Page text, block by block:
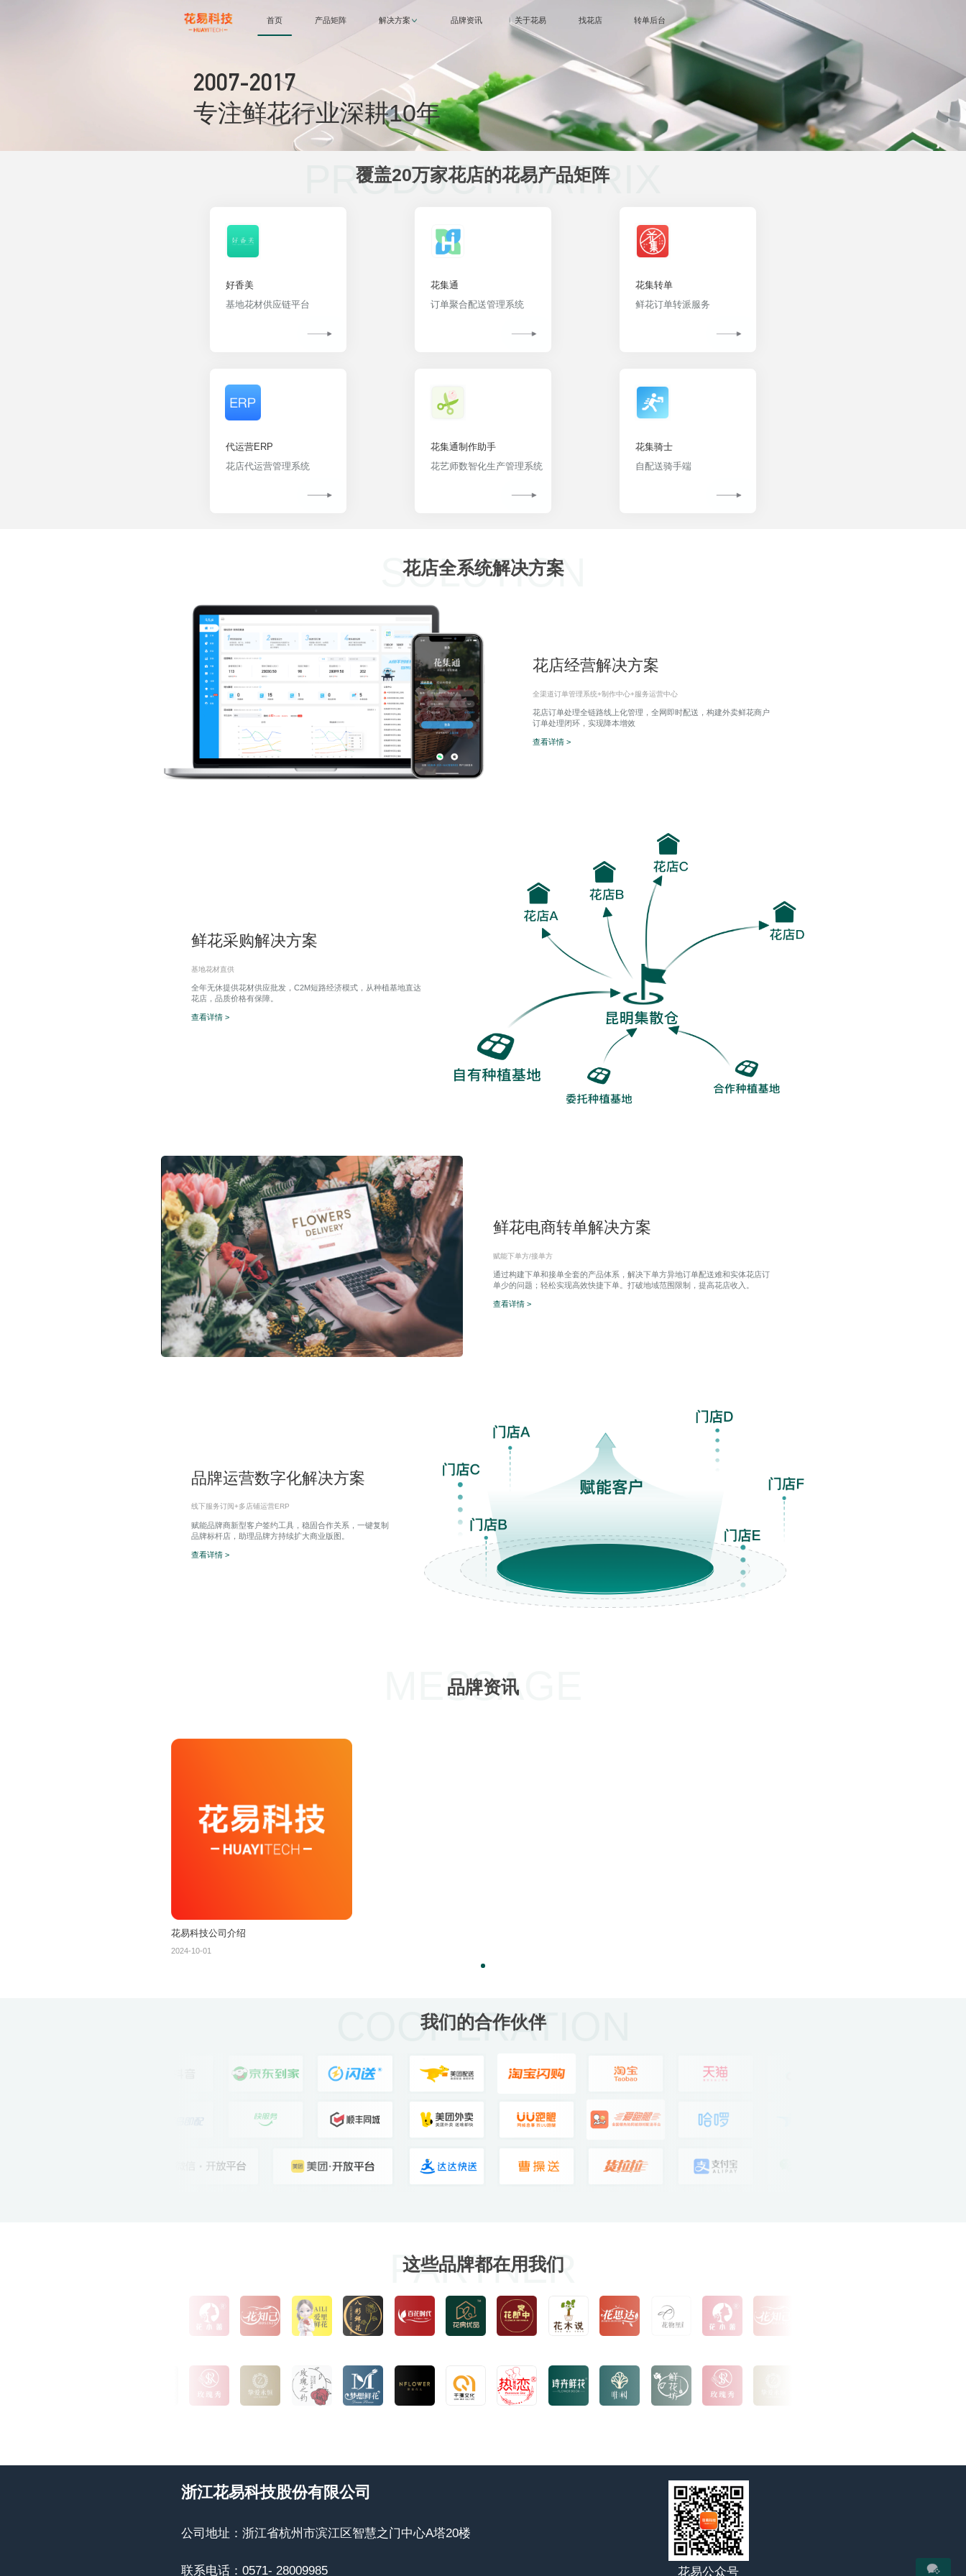
首页 产品矩阵 解决方案 品牌资讯 关于花易 找花店 转单后台
2007-2026
专注鲜花行业深耕19年
PRODUCT MATRIX
覆盖20万家花店的花易产品矩阵
好香美
基地花材供应链平台
花集通
订单聚合配送管理系统
花集转单
鲜花订单转派服务
代运营ERP
花店代运营管理系统
花集通制作助手
花艺师数智化生产管理系统
花集骑士
自配送骑手端
SOLUTION
花店全系统解决方案
花店经营解决方案
全渠道订单管理系统+制作中心+服务运营中心
花店订单处理全链路线上化管理，全网即时配送，构建外卖鲜花商户
订单处理闭环，实现降本增效
查看详情 >
鲜花采购解决方案
基地花材直供
全年无休提供花材供应批发，C2M短路经济模式，从种植基地直达
花店，品质价格有保障。
查看详情 >
鲜花电商转单解决方案
赋能下单方/接单方
通过构建下单和接单全套的产品体系，解决下单方异地订单配送难和实体花店订
单少的问题；轻松实现高效快捷下单。打破地域范围限制，提高花店收入。
查看详情 >
品牌运营数字化解决方案
线下服务订阅+多店铺运营ERP
赋能品牌商新型客户签约工具，稳固合作关系，一键复制
品牌标杆店，助理品牌方持续扩大商业版图。
查看详情 >
MESSAGE
品牌资讯
花易科技公司介绍
2024-10-01
COOPERATION
我们的合作伙伴
PARTNER
这些品牌都在用我们
浙江花易科技股份有限公司
公司地址：浙江省杭州市滨江区智慧之门中心A塔20楼
联系电话：0571- 28009985 花易公众号